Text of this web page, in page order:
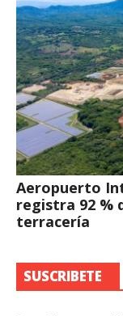
Aeropuerto
registra 92 %
terracería
SUSCRIBETE